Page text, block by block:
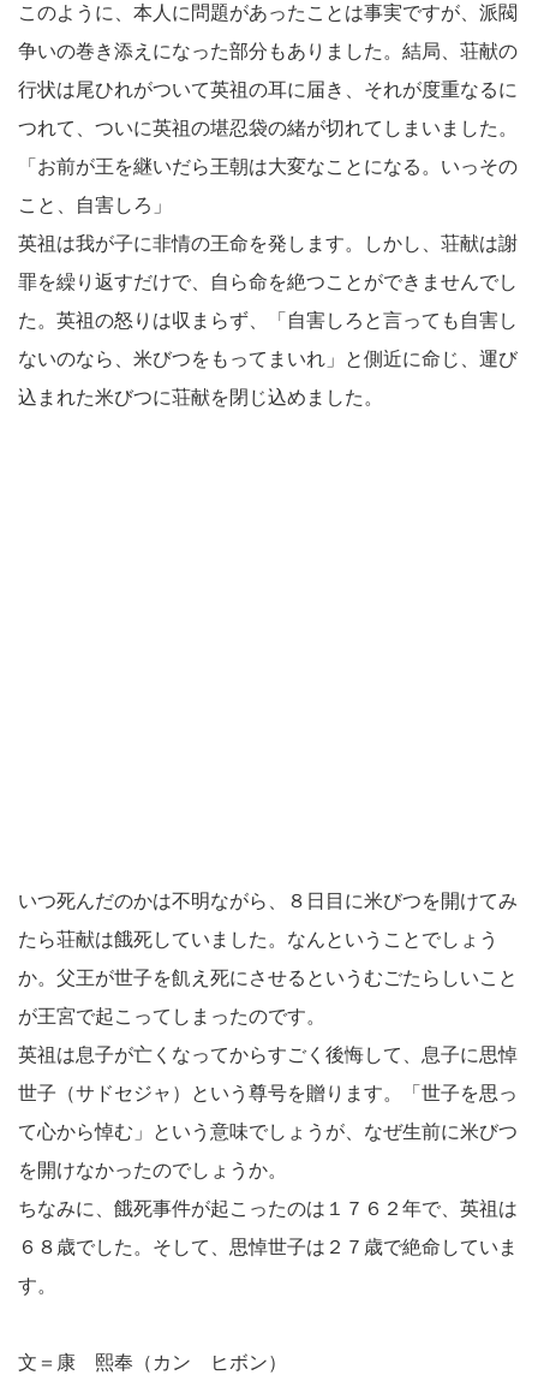
このように、本人に問題があったことは事実ですが、派閥
争いの巻き添えになった部分もありました。結局、荘献の
行状は尾ひれがついて英祖の耳に届き、それが度重なるに
つれて、ついに英祖の堪忍袋の緒が切れてしまいました。
「お前が王を継いだら王朝は大変なことになる。いっその
こと、自害しろ」
英祖は我が子に非情の王命を発します。しかし、荘献は謝
罪を繰り返すだけで、自ら命を絶つことができませんでし
た。英祖の怒りは収まらず、「自害しろと言っても自害し
ないのなら、米びつをもってまいれ」と側近に命じ、運び
込まれた米びつに荘献を閉じ込めました。
いつ死んだのかは不明ながら、８日目に米びつを開けてみ
たら荘献は餓死していました。なんということでしょう
か。父王が世子を飢え死にさせるというむごたらしいこと
が王宮で起こってしまったのです。
英祖は息子が亡くなってからすごく後悔して、息子に思悼
世子（サドセジャ）という尊号を贈ります。「世子を思っ
て心から悼む」という意味でしょうが、なぜ生前に米びつ
を開けなかったのでしょうか。
ちなみに、餓死事件が起こったのは１７６２年で、英祖は
６８歳でした。そして、思悼世子は２７歳で絶命していま
す。
文＝康 熙奉（カン ヒボン）